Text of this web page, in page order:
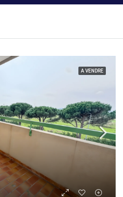
A VENDRE